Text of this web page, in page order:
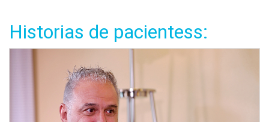
Historias de pacientess: